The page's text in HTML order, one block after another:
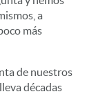
a
más
de nuestros
décadas